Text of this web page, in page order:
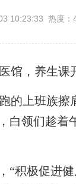
10:23:33 热度：
馆，养生课
上班族擦
白领们趁
积极促进